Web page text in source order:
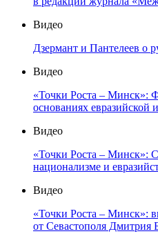
Видео
Дзермант и Пантелеев о
Видео
«Точки Роста – Минск»:
основаниях евразийской
Видео
«Точки Роста – Минск»:
национализме и
Видео
«Точки Роста – Минск»:
от Севастополя Дмитрия